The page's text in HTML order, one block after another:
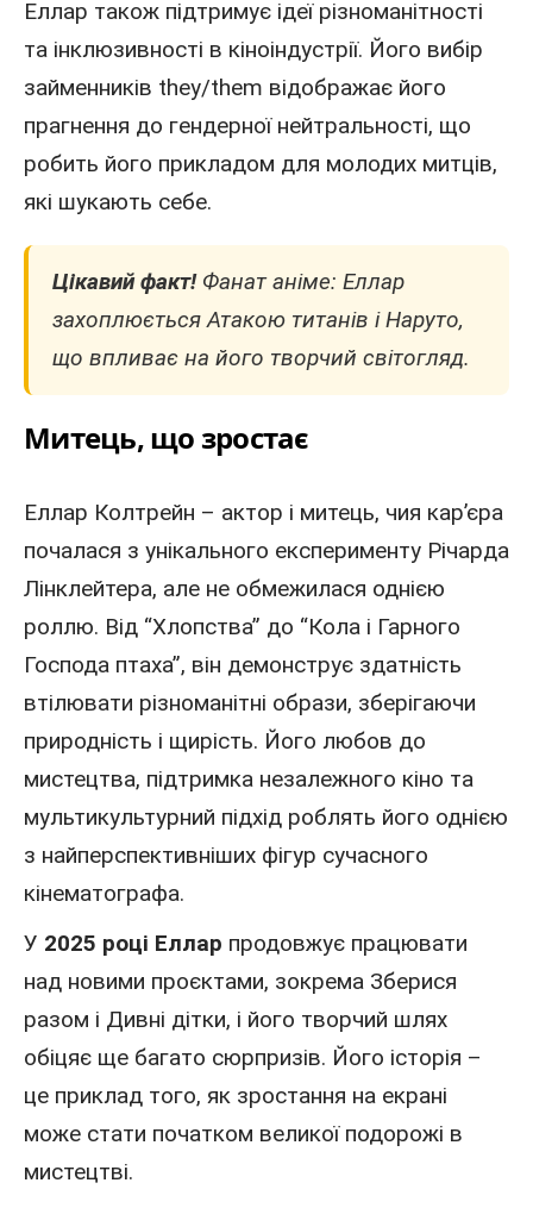
Еллар також підтримує ідеї різноманітності
та інклюзивності в кіноіндустрії. Його вибір
займенників they/them відображає його
прагнення до гендерної нейтральності, що
робить його прикладом для молодих митців,
які шукають себе.
Цікавий факт!Фанат аніме: Еллар
захоплюється Атакою титанів і Наруто,
що впливає на його творчий світогляд.
Митець, що зростає
Еллар Колтрейн – актор і митець, чия кар’єра
почалася з унікального експерименту Річарда
Лінклейтера, але не обмежилася однією
роллю. Від “Хлопства” до “Кола і Гарного
Господа птаха”, він демонструє здатність
втілювати різноманітні образи, зберігаючи
природність і щирість. Його любов до
мистецтва, підтримка незалежного кіно та
мультикультурний підхід роблять його однією
з найперспективніших фігур сучасного
кінематографа.
У 2025 році Еллар продовжує працювати
над новими проєктами, зокрема Зберися
разом і Дивні дітки, і його творчий шлях
обіцяє ще багато сюрпризів. Його історія –
це приклад того, як зростання на екрані
може стати початком великої подорожі в
мистецтві.